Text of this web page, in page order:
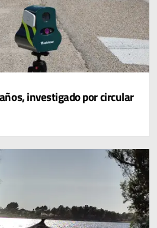
investigado por circular